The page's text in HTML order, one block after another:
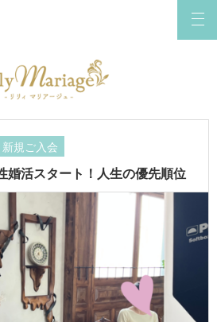
新規ご入会
婚活スタート！人生の優先順位